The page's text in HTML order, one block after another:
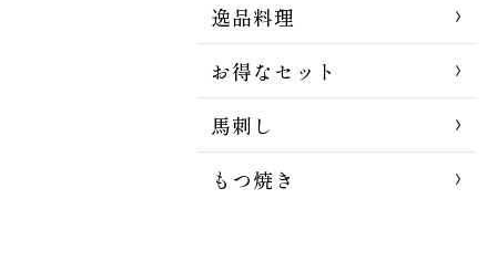
逸品料理
お得なセット
馬刺し
もつ焼き